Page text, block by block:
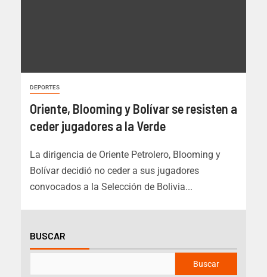
DEPORTES
Oriente, Blooming y Bolívar se resisten a
ceder jugadores a la Verde
La dirigencia de Oriente Petrolero, Blooming y
Bolívar decidió no ceder a sus jugadores
convocados a la Selección de Bolivia...
BUSCAR
Buscar